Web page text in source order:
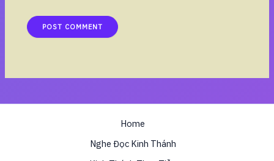
Home
Nghe Đọc Kinh Thánh